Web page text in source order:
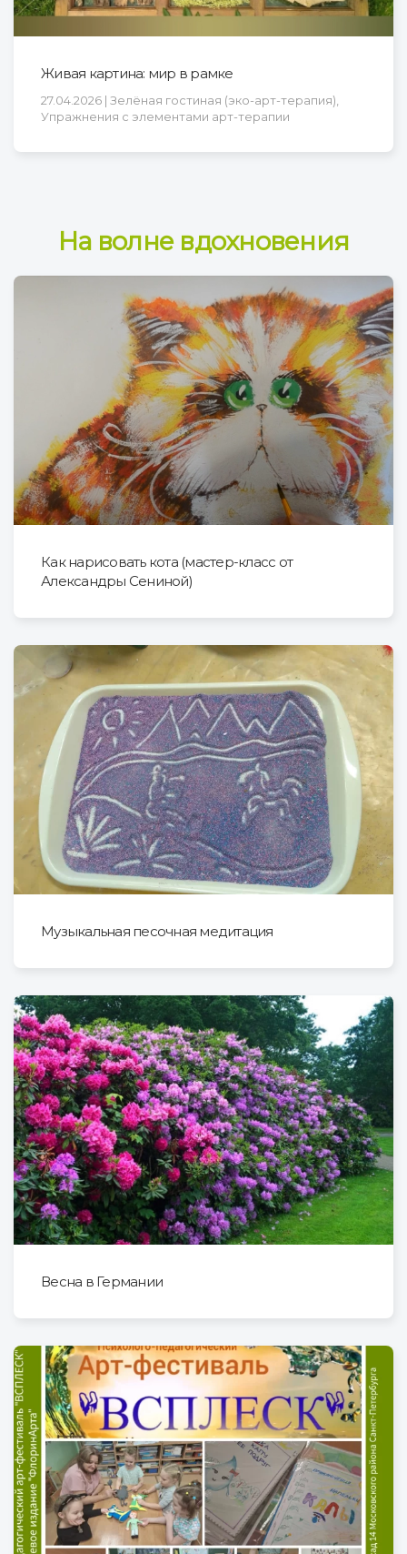
Живая картина: мир в рамке
27.04.2026 | Зелёная гостиная (эко-арт-терапия),
Упражнения с элементами арт-терапии
На волне вдохновения
Как нарисовать кота (мастер-класс от
Александры Сениной)
Музыкальная песочная медитация
Весна в Германии